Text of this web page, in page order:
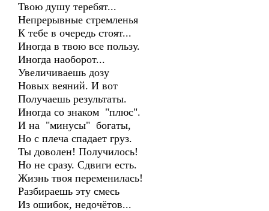
Твою душу теребят...
Непрерывные стремленья
К тебе в очередь стоят...
Иногда в твою все пользу.
Иногда наоборот...
Увеличиваешь дозу
Новых веяний. И вот
Получаешь результаты.
Иногда со знаком "плюс".
И на "минусы" богаты,
Но с плеча спадает груз.
Ты доволен! Получилось!
Но не сразу. Сдвиги есть.
Жизнь твоя переменилась!
Разбираешь эту смесь
Из ошибок, недочётов...